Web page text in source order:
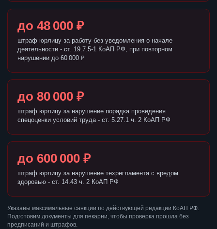
до 48 000 ₽
штраф юрлицу за работу без уведомления о начале
деятельности - ст. 19.7.5-1 КоАП РФ, при повторном
нарушении до 60 000 ₽
до 80 000 ₽
штраф юрлицу за нарушение порядка проведения
спецоценки условий труда - ст. 5.27.1 ч. 2 КоАП РФ
до 600 000 ₽
штраф юрлицу за нарушение техрегламента с вредом
здоровью - ст. 14.43 ч. 2 КоАП РФ
Указаны максимальные санкции по действующей редакции КоАП РФ.
Подготовим документы для пекарни, чтобы проверка прошла без
предписаний и штрафов.